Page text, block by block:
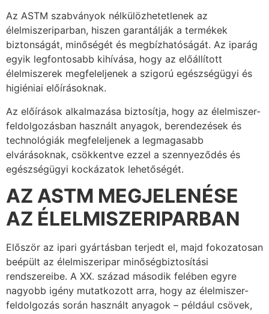
Az ASTM szabványok nélkülözhetetlenek az
élelmiszeriparban, hiszen garantálják a termékek
biztonságát, minőségét és megbízhatóságát. Az iparág
egyik legfontosabb kihívása, hogy az előállított
élelmiszerek megfeleljenek a szigorú egészségügyi és
higiéniai előírásoknak.
Az előírások alkalmazása biztosítja, hogy az élelmiszer-
feldolgozásban használt anyagok, berendezések és
technológiák megfeleljenek a legmagasabb
elvárásoknak, csökkentve ezzel a szennyeződés és
egészségügyi kockázatok lehetőségét.
AZ ASTM MEGJELENÉSE
AZ ÉLELMISZERIPARBAN
Először az ipari gyártásban terjedt el, majd fokozatosan
beépült az élelmiszeripar minőségbiztosítási
rendszereibe. A XX. század második felében egyre
nagyobb igény mutatkozott arra, hogy az élelmiszer-
feldolgozás során használt anyagok – például csövek,